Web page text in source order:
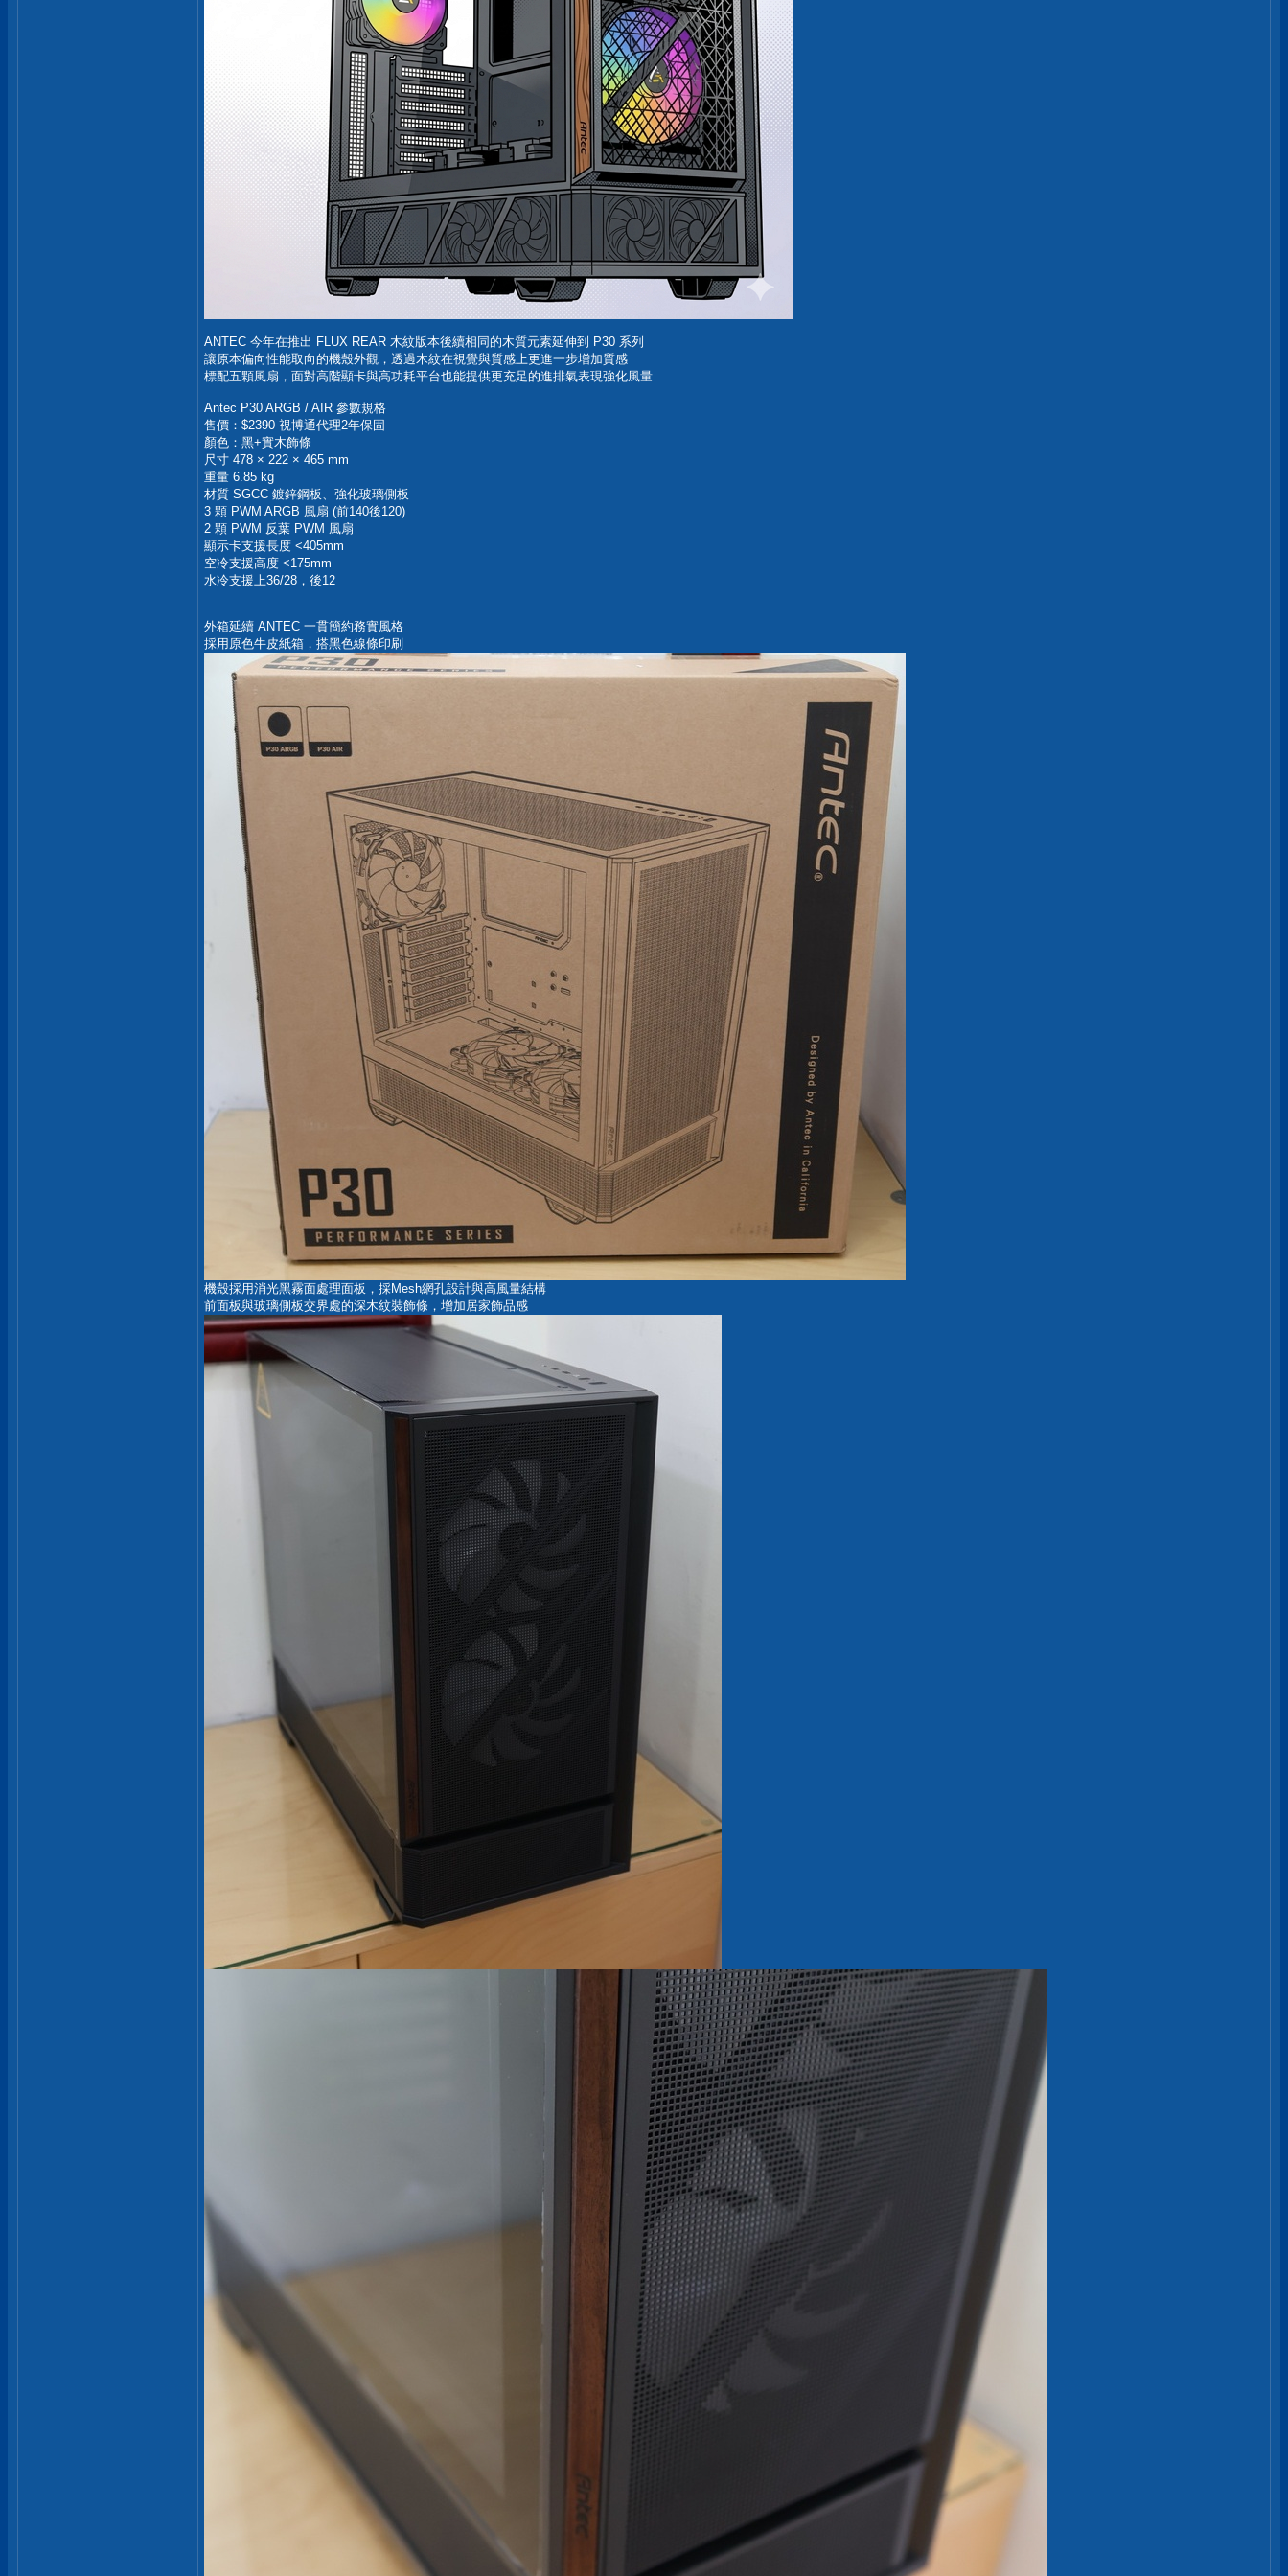
ANTEC 今年在推出 FLUX REAR 木紋版本後續相同的木質元素延伸到 P30 系列
讓原本偏向性能取向的機殼外觀，透過木紋在視覺與質感上更進一步增加質感
標配五顆風扇，面對高階顯卡與高功耗平台也能提供更充足的進排氣表現強化風量
Antec P30 ARGB / AIR 參數規格
售價：$2390 視博通代理2年保固
顏色：黑+實木飾條
尺寸 478 × 222 × 465 mm
重量 6.85 kg
材質 SGCC 鍍鋅鋼板、強化玻璃側板
3 顆 PWM ARGB 風扇 (前140後120)
2 顆 PWM 反葉 PWM 風扇
顯示卡支援長度 <405mm
空冷支援高度 <175mm
水冷支援上36/28，後12
外箱延續 ANTEC 一貫簡約務實風格
採用原色牛皮紙箱，搭黑色線條印刷
機殼採用消光黑霧面處理面板，採Mesh網孔設計與高風量結構
前面板與玻璃側板交界處的深木紋裝飾條，增加居家飾品感